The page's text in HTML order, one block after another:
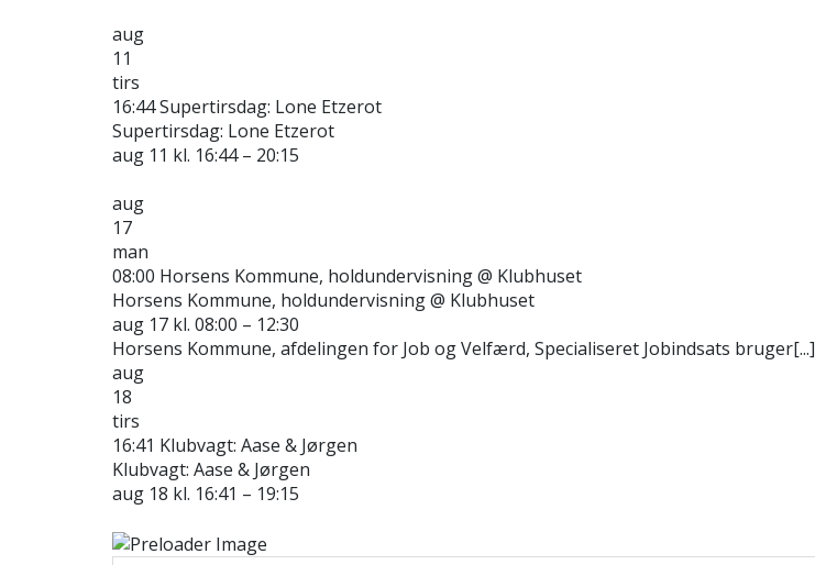
aug
11
tirs
16:44Supertirsdag: Lone Etzerot
Supertirsdag: Lone Etzerot
aug 11 kl. 16:44 – 20:15
aug
17
man
08:00 Horsens Kommune, holdundervisning@ Klubhuset
Horsens Kommune, holdundervisning@ Klubhuset
aug 17 kl. 08:00 – 12:30
Horsens Kommune, afdelingen for Job og Velfærd, Specialiseret Jobindsats bruger[...]
aug
18
tirs
16:41 Klubvagt: Aase & Jørgen
Klubvagt: Aase & Jørgen
aug 18 kl. 16:41 – 19:15